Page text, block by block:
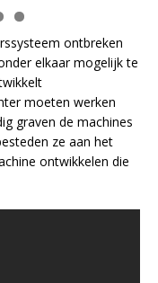
ontbreken
elkaar mogelijk te
moeten werken
graven de machines
ze aan het
ontwikkelen die